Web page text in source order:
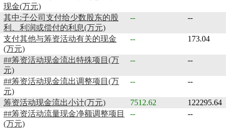
现金(万元)
其中:子公司支付给少数股东的股
利、利润或偿付的利息(万元)
-- --
支付其他与筹资活动有关的现金
(万元)
-- 173.04
##筹资活动现金流出特殊项目(万
元)
-- --
##筹资活动现金流出调整项目(万
元)
-- --
筹资活动现金流出小计(万元) 7512.62
122295.64
##筹资活动流量现金净额调整项目
(万元)
-- --